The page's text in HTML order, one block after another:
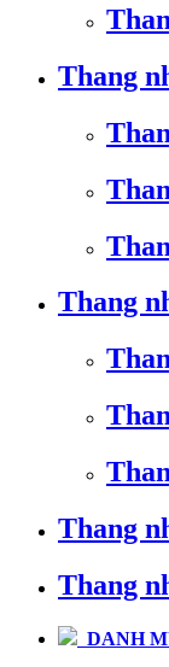
Thang
Thang
Thang
Thang
DANH